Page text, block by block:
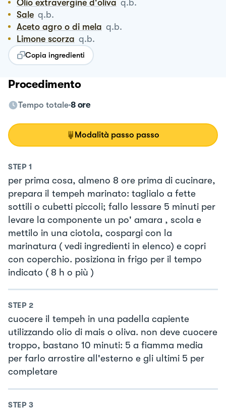
Olio extravergine d'oliva q.b.
Sale q.b.
Aceto agro o di mela q.b.
Limone scorza q.b.
Copia ingredienti
Procedimento
Tempo totale 8 ore
Modalità passo passo
STEP 1
per prima cosa, almeno 8 ore prima di cucinare,
prepara il tempeh marinato: taglialo a fette
sottili o cubetti piccoli; fallo lessare 5 minuti per
levare la componente un po' amara , scola e
mettilo in una ciotola, cospargi con la
marinatura ( vedi ingredienti in elenco) e copri
con coperchio. posiziona in frigo per il tempo
indicato ( 8 h o più )
STEP 2
cuocere il tempeh in una padella capiente
utilizzando olio di mais o oliva. non deve cuocere
troppo, bastano 10 minuti: 5 a fiamma media
per farlo arrostire all'esterno e gli ultimi 5 per
completare
STEP 3